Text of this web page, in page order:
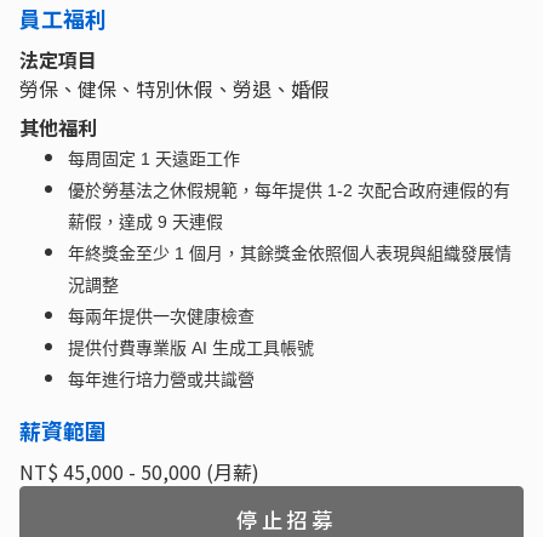
員工福利
法定項目
勞保、健保、特別休假、勞退、婚假
其他福利
每周固定 1 天遠距工作
優於勞基法之休假規範，每年提供 1-2 次配合政府連假的有
薪假，達成 9 天連假
年終獎金至少 1 個月，其餘獎金依照個人表現與組織發展情
況調整
每兩年提供一次健康檢查
提供付費專業版 AI 生成工具帳號
每年進行培力營或共識營
薪資範圍
NT$ 45,000 - 50,000 (月薪)
停止招募